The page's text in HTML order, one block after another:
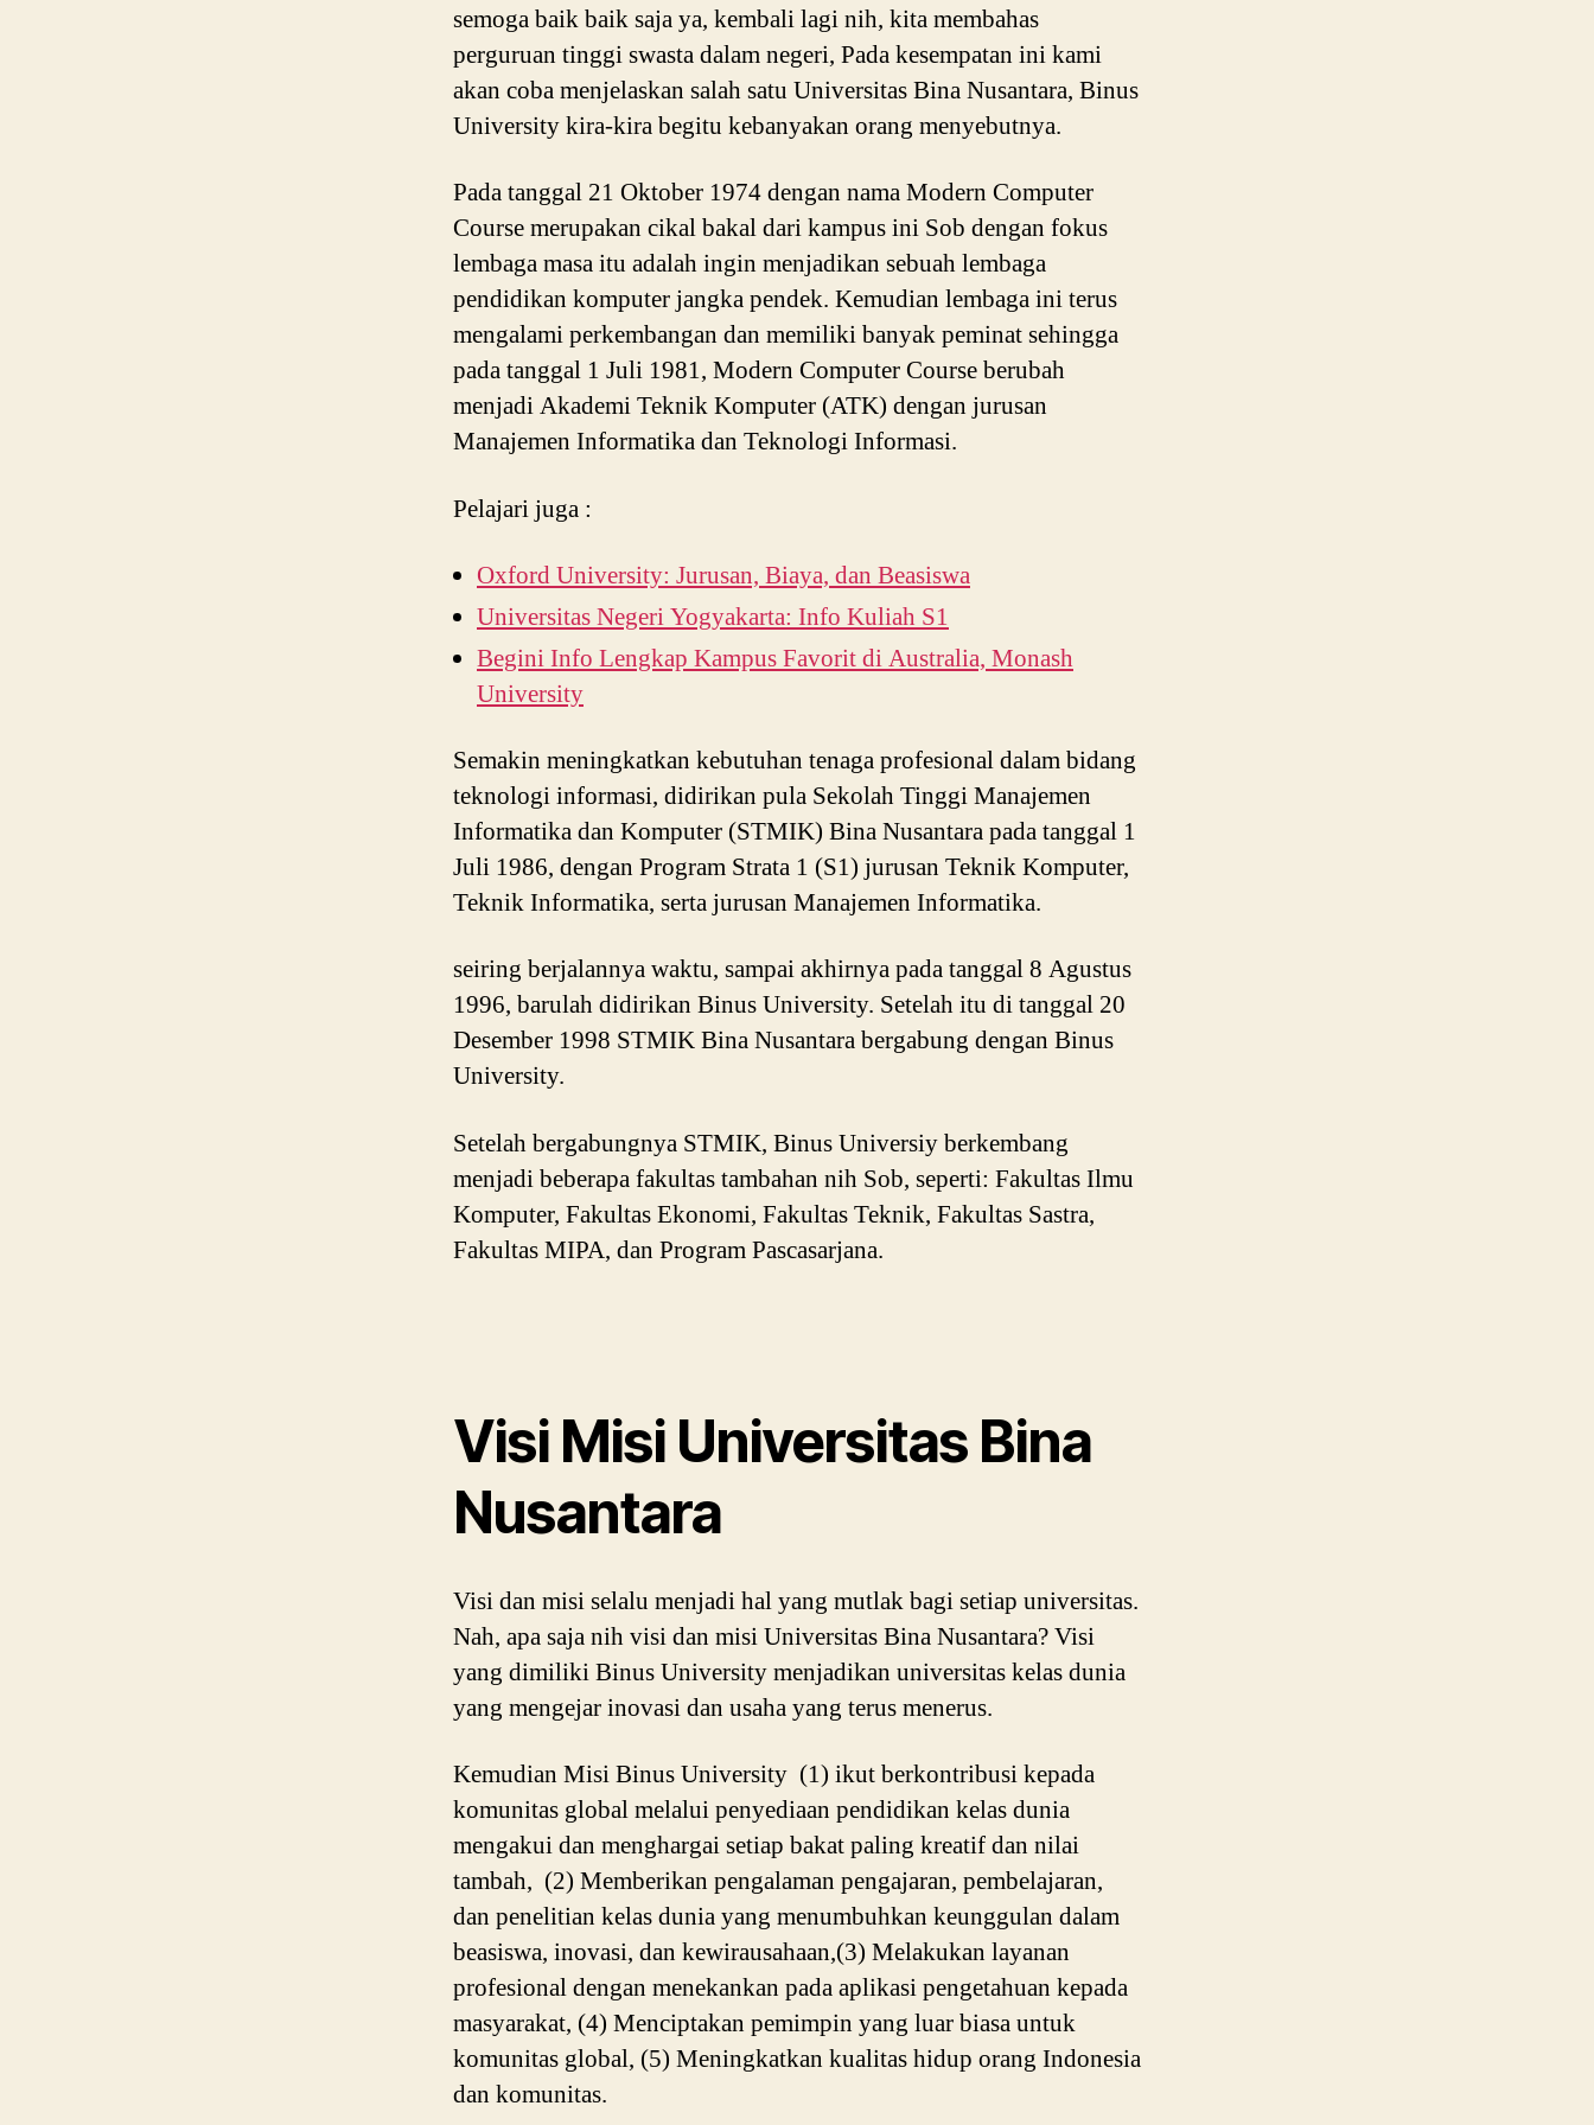
semoga baik baik saja ya, kembali lagi nih, kita membahas
perguruan tinggi swasta dalam negeri, Pada kesempatan ini kami
akan coba menjelaskan salah satu Universitas Bina Nusantara, Binus
University kira-kira begitu kebanyakan orang menyebutnya.
Pada tanggal 21 Oktober 1974 dengan nama Modern Computer
Course merupakan cikal bakal dari kampus ini Sob dengan fokus
lembaga masa itu adalah ingin menjadikan sebuah lembaga
pendidikan komputer jangka pendek. Kemudian lembaga ini terus
mengalami perkembangan dan memiliki banyak peminat sehingga
pada tanggal 1 Juli 1981, Modern Computer Course berubah
menjadi Akademi Teknik Komputer (ATK) dengan jurusan
Manajemen Informatika dan Teknologi Informasi.
Pelajari juga :
Oxford University: Jurusan, Biaya, dan Beasiswa
Universitas Negeri Yogyakarta: Info Kuliah S1
Begini Info Lengkap Kampus Favorit di Australia, Monash
University
Semakin meningkatkan kebutuhan tenaga profesional dalam bidang
teknologi informasi, didirikan pula Sekolah Tinggi Manajemen
Informatika dan Komputer (STMIK) Bina Nusantara pada tanggal 1
Juli 1986, dengan Program Strata 1 (S1) jurusan Teknik Komputer,
Teknik Informatika, serta jurusan Manajemen Informatika.
seiring berjalannya waktu, sampai akhirnya pada tanggal 8 Agustus
1996, barulah didirikan Binus University. Setelah itu di tanggal 20
Desember 1998 STMIK Bina Nusantara bergabung dengan Binus
University.
Setelah bergabungnya STMIK, Binus Universiy berkembang
menjadi beberapa fakultas tambahan nih Sob, seperti: Fakultas Ilmu
Komputer, Fakultas Ekonomi, Fakultas Teknik, Fakultas Sastra,
Fakultas MIPA, dan Program Pascasarjana.
Visi Misi Universitas Bina
Nusantara
Visi dan misi selalu menjadi hal yang mutlak bagi setiap universitas.
Nah, apa saja nih visi dan misi Universitas Bina Nusantara? Visi
yang dimiliki Binus University menjadikan universitas kelas dunia
yang mengejar inovasi dan usaha yang terus menerus.
Kemudian Misi Binus University (1) ikut berkontribusi kepada
komunitas global melalui penyediaan pendidikan kelas dunia
mengakui dan menghargai setiap bakat paling kreatif dan nilai
tambah, (2) Memberikan pengalaman pengajaran, pembelajaran,
dan penelitian kelas dunia yang menumbuhkan keunggulan dalam
beasiswa, inovasi, dan kewirausahaan,(3) Melakukan layanan
profesional dengan menekankan pada aplikasi pengetahuan kepada
masyarakat, (4) Menciptakan pemimpin yang luar biasa untuk
komunitas global, (5) Meningkatkan kualitas hidup orang Indonesia
dan komunitas.